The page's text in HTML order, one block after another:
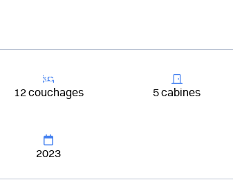
un bateau
12 couchages 5 cabines
2023